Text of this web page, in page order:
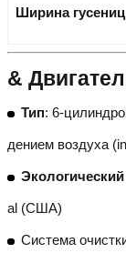
Ширина гусениц
&
Тип: 6-
дением воздуха
Экологический
al (США)
Система